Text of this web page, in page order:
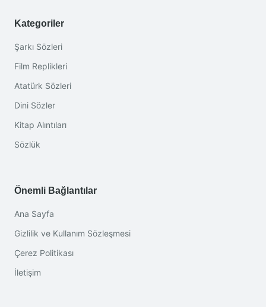
Kategoriler
Şarkı Sözleri
Film Replikleri
Atatürk Sözleri
Dini Sözler
Kitap Alıntıları
Sözlük
Önemli Bağlantılar
Ana Sayfa
Gizlilik ve Kullanım Sözleşmesi
Çerez Politikası
İletişim